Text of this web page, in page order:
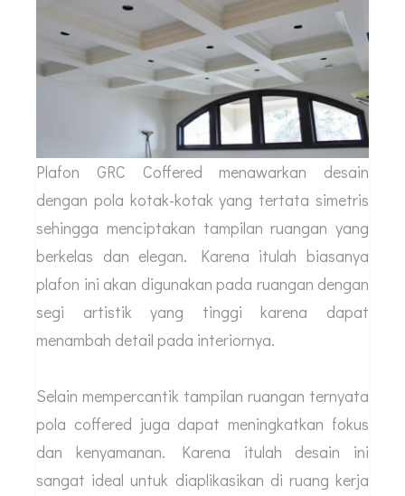
Plafon GRC Coffered menawarkan desain
dengan pola kotak-kotak yang tertata simetris
sehingga menciptakan tampilan ruangan yang
berkelas dan elegan. Karena itulah biasanya
plafon ini akan digunakan pada ruangan dengan
segi artistik yang tinggi karena dapat
menambah detail pada interiornya.
Selain mempercantik tampilan ruangan ternyata
pola coffered juga dapat meningkatkan fokus
dan kenyamanan. Karena itulah desain ini
sangat ideal untuk diaplikasikan di ruang kerja